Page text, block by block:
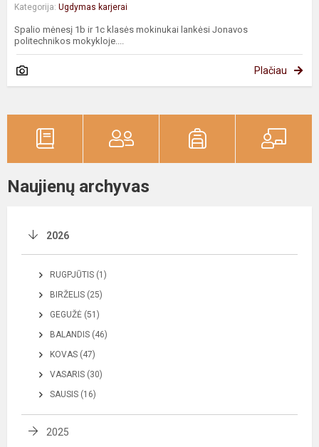
Kategorija: Ugdymas karjerai
Spalio mėnesį 1b ir 1c klasės mokinukai lankėsi Jonavos
politechnikos mokykloje....
Plačiau
Naujienų archyvas
2026
RUGPJŪTIS (1)
BIRŽELIS (25)
GEGUŽĖ (51)
BALANDIS (46)
KOVAS (47)
VASARIS (30)
SAUSIS (16)
2025